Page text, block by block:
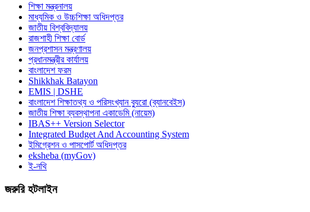
শিক্ষা মন্ত্রনালয়
মাধ্যমিক ও উচ্চশিক্ষা অধিদপ্তর
জাতীয় বিশ্ববিদ্যালয়
রাজশাহী শিক্ষা বোর্ড
জনপ্রশাসন মন্ত্রণালয়
প্রধানমন্ত্রীর কার্যালয়
বাংলাদেশ ফরম
Shikkhak Batayon
EMIS | DSHE
বাংলাদেশ শিক্ষাতথ্য ও পরিসংখ্যান ব্যুরো (ব্যানবেইস)
জাতীয় শিক্ষা ব্যবস্থাপনা একাডেমি (নায়েম)
IBAS++ Version Selector
Integrated Budget And Accounting System
ইমিগ্রেশন ও পাসপোর্ট অধিদপ্তর
eksheba (myGov)
ই-নথি
জরুরি হটলাইন